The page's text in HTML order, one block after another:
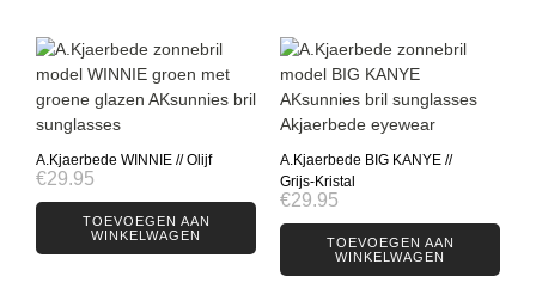
A.Kjaerbede WINNIE // Olijf
€29.95
TOEVOEGEN AAN
WINKELWAGEN
A.Kjaerbede BIG KANYE //
Grijs-Kristal
€29.95
TOEVOEGEN AAN
WINKELWAGEN